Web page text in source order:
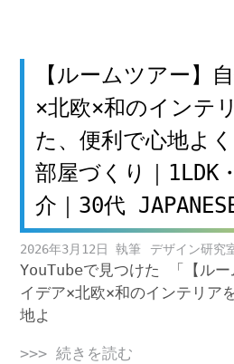
【ルームツアー】
×北欧×和のインテ
た、便利で心地よ
部屋づくり｜1LDK
介｜30代
2026年3月12日 デザイン研究
YouTubeで見つけた 「【ル
イデア×北欧×和のインテリア
地よ
>>> 続きを読む